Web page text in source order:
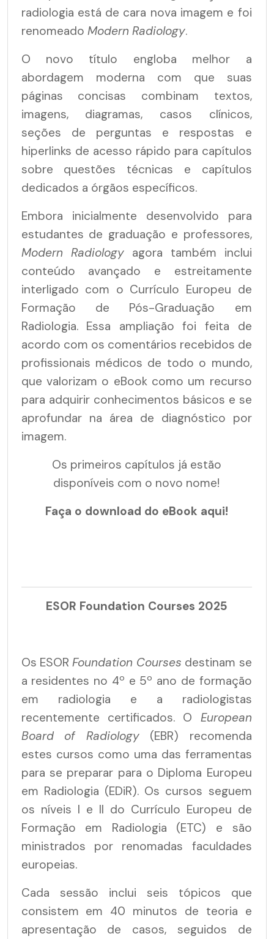
radiologia está de cara nova imagem e foi
renomeado Modern Radiology.
O novo título engloba melhor a
abordagem moderna com que suas
páginas concisas combinam textos,
imagens, diagramas, casos clínicos,
seções de perguntas e respostas e
hiperlinks de acesso rápido para capítulos
sobre questões técnicas e capítulos
dedicados a órgãos específicos.
Embora inicialmente desenvolvido para
estudantes de graduação e professores,
Modern Radiologyagora também inclui
conteúdo avançado e estreitamente
interligado com o Currículo Europeu de
Formação de Pós-Graduação em
Radiologia. Essa ampliação foi feita de
acordo com os comentários recebidos de
profissionais médicos de todo o mundo,
que valorizam o eBook como um recurso
para adquirir conhecimentos básicos e se
aprofundar na área de diagnóstico por
imagem.
Os primeiros capítulos já estão
disponíveis com o novo nome!
Faça o download do eBook aqui!
ESOR Foundation Courses 2025
Os ESORFoundation Courses destinam se
a residentes no 4º e 5º ano de formação
em radiologia e a radiologistas
recentemente certificados. O European
Board of Radiology(EBR) recomenda
estes cursos como uma das ferramentas
para se preparar para o Diploma Europeu
em Radiologia (EDiR). Os cursos seguem
os níveis I e II do Currículo Europeu de
Formação em Radiologia (ETC) e são
ministrados por renomadas faculdades
europeias.
Cada sessão inclui seis tópicos que
consistem em 40 minutos de teoria e
apresentação de casos, seguidos de